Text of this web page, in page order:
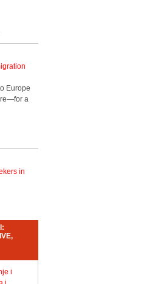
Europe
a
in
i